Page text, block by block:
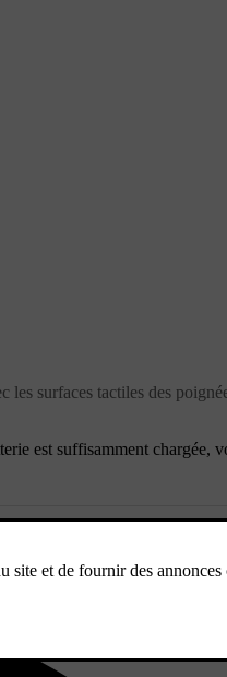
surfaces tactiles des
est suffisamment chargée,